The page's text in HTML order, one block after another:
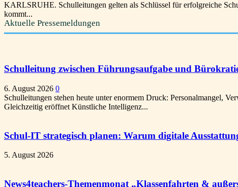
KARLSRUHE. Schulleitungen gelten als Schlüssel für erfolgreiche
kommt...
Aktuelle Pressemeldungen
Schulleitung zwischen Führungsaufgabe und
6. August 2026 0
Schulleitungen stehen heute unter enormem Druck: Personalmangel,
Gleichzeitig eröffnet Künstliche Intelligenz...
Schul-IT strategisch planen: Warum digitale
5. August 2026
News4teachers-Themenmonat „Klassenfahrten &